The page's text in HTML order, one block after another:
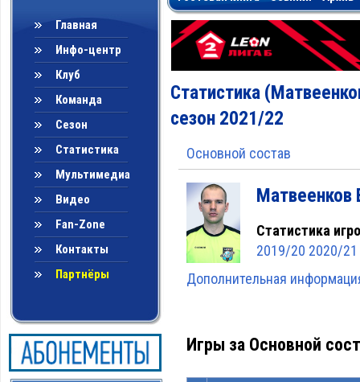
Главная
Инфо-центр
Клуб
Команда
Сезон
Статистика
Мультимедиа
Видео
Fan-Zone
Контакты
Партнёры
Статистика
сезон 2021/22
Основной состав
Матвеенков
Статистика
2019/20 2020/21
Дополнительная
Игры за Основной